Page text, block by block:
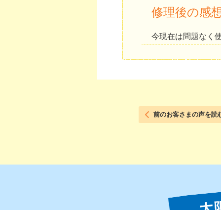
修理後の感
今現在は問題なく
前のお客さまの声を読